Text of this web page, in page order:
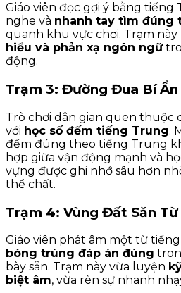
Giáo viên đọc gợi ý bằng tiếng
nghe và nhanh tay tìm đúng
quanh khu vực chơi. Trạm này
hiểu và phản xạ ngôn ngữ
động.
Trạm 3: Đường Đua Bí Ẩn
Trò chơi dân gian quen thuộc
với học số đếm tiếng Trung.
đếm đúng theo tiếng Trung
hợp giữa vận động mạnh và
vựng được ghi nhớ sâu hơn
thể chất.
Trạm 4: Vùng Đất Săn Từ
Giáo viên phát âm một từ
bóng trúng đáp án đúng
bày sẵn. Trạm này vừa luyện
biệt âm, vừa rèn sự nhanh